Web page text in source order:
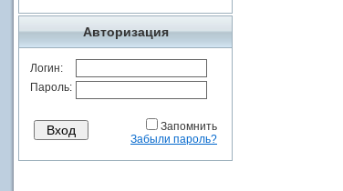
Авторизация
Логин:
Пароль:
Запомнить
Забыли пароль?